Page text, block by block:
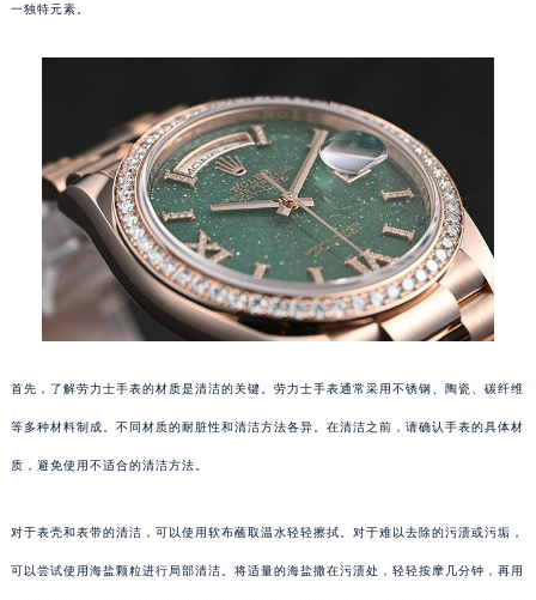
一独特元素。
首先，了解劳力士手表的材质是清洁的关键。劳力士手表通常采用不锈钢、陶瓷、碳纤维
等多种材料制成。不同材质的耐脏性和清洁方法各异。在清洁之前，请确认手表的具体材
质，避免使用不适合的清洁方法。
对于表壳和表带的清洁，可以使用软布蘸取温水轻轻擦拭。对于难以去除的污渍或污垢，
可以尝试使用海盐颗粒进行局部清洁。将适量的海盐撒在污渍处，轻轻按摩几分钟，再用